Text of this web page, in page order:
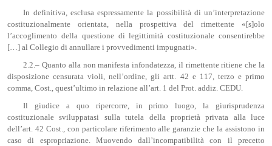
In definitiva, esclusa espressamente la possibilità di un’interpretazione
costituzionalmente orientata, nella prospettiva del rimettente «[s]olo
l’accoglimento della questione di legittimità costituzionale consentirebbe
[…] al Collegio di annullare i provvedimenti impugnati».
2.2.– Quanto alla non manifesta infondatezza, il rimettente ritiene che la
disposizione censurata violi, nell’ordine, gli artt. 42 e 117, terzo e primo
comma, Cost., quest’ultimo in relazione all’art. 1 del Prot. addiz. CEDU.
Il giudice a quo ripercorre, in primo luogo, la giurisprudenza
costituzionale sviluppatasi sulla tutela della proprietà privata alla luce
dell’art. 42 Cost., con particolare riferimento alle garanzie che la assistono in
caso di espropriazione. Muovendo dall’incompatibilità con il precetto